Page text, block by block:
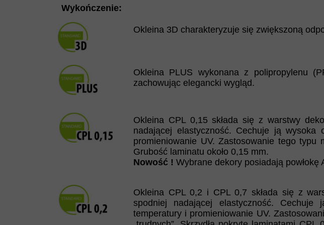
Okleina 3D charakteryzuje się zwiększoną
Okleina CPL 0,2 i CPL 0,7 składa się z
spodniej nadającej elastyczność.
temperatury i promieniowanie UV.
Okleina CPL 0,15 składa się z warstwy
nadającej elastyczność. Cechuje ją wysoka
promieniowanie UV. Zastosowanie tego typu
Grubość laminatu około 0,15 mm.
Nowość ! Wybrane dekory posiadają
Okleina PLUS wykonana z polipropylenu
zachowując elegancki wygląd.
Wykończenie: